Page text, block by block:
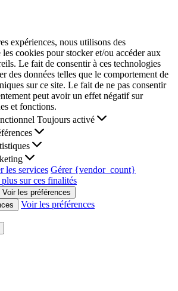
expériences, nous utilisons des
cookies pour stocker et/ou accéder aux
Le fait de consentir à ces technologies
des données telles que le comportement de
sur ce site. Le fait de ne pas consentir
peut avoir un effet négatif sur
et fonctions.
Toujours activé
les services Gérer {vendor_count}
sur ces finalités
Voir les préférences
Voir les préférences